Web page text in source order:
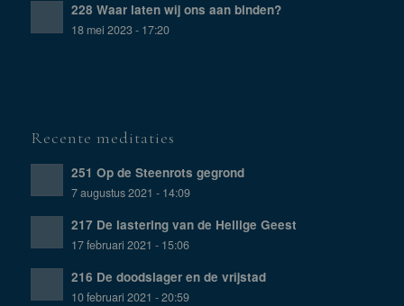
228 Waar laten wij ons aan binden?
18 mei 2023 - 17:20
Recente meditaties
251 Op de Steenrots gegrond
7 augustus 2021 - 14:09
217 De lastering van de Heilige Geest
17 februari 2021 - 15:06
216 De doodslager en de vrijstad
10 februari 2021 - 20:59